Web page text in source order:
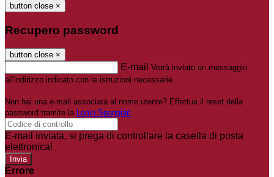
button close ×
Recupero password
button close ×
E-mail Verrà inviato un messaggio
all'indirizzo indicato con le istruzioni necessarie.
Non hai una e-mail associata al nome utente? Effettua il reset della
password tramite la Login Spaggiari
E-mail inviata, si prega di controllare la casella di posta
elettronica!
Errore